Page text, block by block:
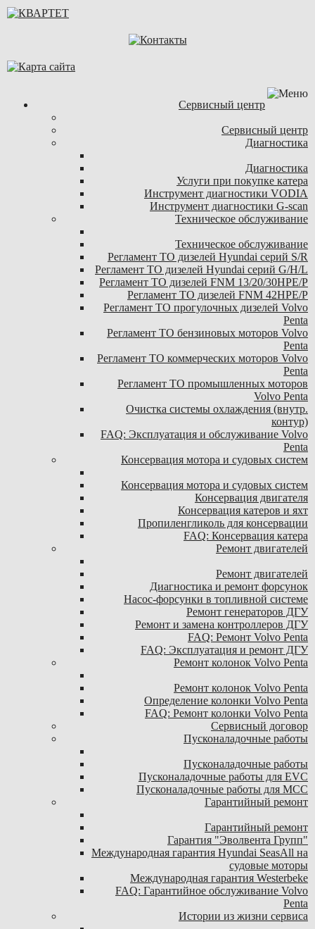
Сервисный центр
Сервисный центр
Диагностика
Диагностика
Услуги при покупке катера
Инструмент диагностики VODIA
Инструмент диагностики G-scan
Техническое обслуживание
Техническое обслуживание
Регламент ТО дизелей Hyundai серий S/R
Регламент ТО дизелей Hyundai серий G/H/L
Регламент ТО дизелей FNM 13/20/30HPE/P
Регламент ТО дизелей FNM 42HPE/P
Регламент ТО прогулочных дизелей Volvo
Penta
Регламент ТО бензиновых моторов Volvo
Penta
Регламент ТО коммерческих моторов Volvo
Penta
Регламент ТО промышленных моторов
Volvo Penta
Очистка системы охлаждения (внутр.
контур)
FAQ: Эксплуатация и обслуживание Volvo
Penta
Консервация мотора и судовых систем
Консервация мотора и судовых систем
Консервация двигателя
Консервация катеров и яхт
Пропиленгликоль для консервации
FAQ: Консервация катера
Ремонт двигателей
Ремонт двигателей
Диагностика и ремонт форсунок
Насос-форсунки в топливной системе
Ремонт генераторов ДГУ
Ремонт и замена контроллеров ДГУ
FAQ: Ремонт Volvo Penta
FAQ: Эксплуатация и ремонт ДГУ
Ремонт колонок Volvo Penta
Ремонт колонок Volvo Penta
Определение колонки Volvo Penta
FAQ: Ремонт колонки Volvo Penta
Сервисный договор
Пусконаладочные работы
Пусконаладочные работы
Пусконаладочные работы для EVC
Пусконаладочные работы для MCC
Гарантийный ремонт
Гарантийный ремонт
Гарантия "Эволвента Групп"
Международная гарантия Hyundai SeasAll на
судовые моторы
Международная гарантия Westerbeke
FAQ: Гарантийное обслуживание Volvo
Penta
Истории из жизни сервиса